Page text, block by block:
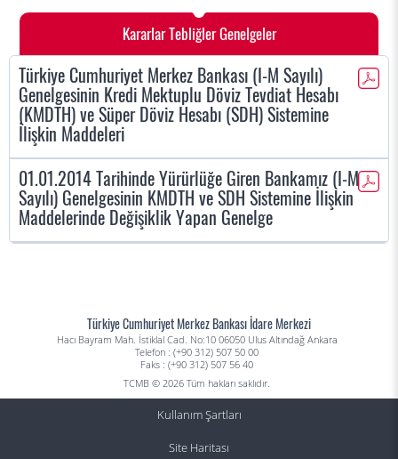
Kararlar Tebliğler Genelgeler
Türkiye Cumhuriyet Merkez Bankası (I-M Sayılı)
Genelgesinin Kredi Mektuplu Döviz Tevdiat Hesabı
(KMDTH) ve Süper Döviz Hesabı (SDH) Sistemine
İlişkin Maddeleri
01.01.2014 Tarihinde Yürürlüğe Giren Bankamız (I-M
Sayılı) Genelgesinin KMDTH ve SDH Sistemine İlişkin
Maddelerinde Değişiklik Yapan Genelge
Türkiye Cumhuriyet Merkez Bankası İdare Merkezi
Hacı Bayram Mah. İstiklal Cad. No:10 06050 Ulus Altındağ Ankara
Telefon : (+90 312) 507 50 00
Faks : (+90 312) 507 56 40
TCMB © 2026 Tüm hakları saklıdır.
Kullanım Şartları
Site Haritası